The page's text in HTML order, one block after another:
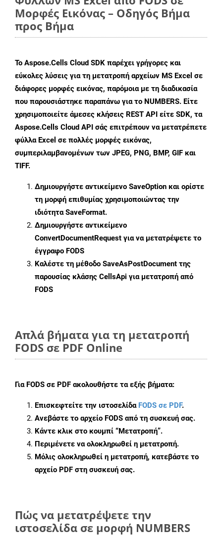
Μορφές Εικόνας – Οδηγός Βήμα
προς Βήμα
Το Aspose.Cells Cloud SDK παρέχει γρήγορες και
εύκολες λύσεις για τη μετατροπή αρχείων MS Excel σε
διάφορες μορφές εικόνας, παρόμοια με τη διαδικασία
που παρουσιάστηκε παραπάνω για το NUMBERS. Είτε
χρησιμοποιείτε άμεσες κλήσεις REST API είτε SDK, τα
Aspose.Cells Cloud API σάς επιτρέπουν να μετατρέπετε
φύλλα Excel σε πολλές μορφές εικόνας,
συμπεριλαμβανομένων των JPEG, PNG, BMP, GIF και
TIFF.
Δημιουργήστε αντικείμενο SaveOption και ορίστε
τη μορφή επιθυμίας χρησιμοποιώντας την
ιδιότηταSaveFormat.
Δημιουργήστε αντικείμενο
ConvertDocumentRequest για να μετατρέψετε το
έγγραφο FODS
Καλέστε τη μέθοδο SaveAsPostDocument της
παρουσίας κλάσης CellsApi για μετατροπή από
FODS
Απλά βήματα για τη μετατροπή
FODS σε PDF Online
Για FODS σε PDF ακολουθήστε τα εξής βήματα:
Επισκεφτείτε την ιστοσελίδα FODS σε PDF.
Ανεβάστε το αρχείο FODS από τη συσκευή σας.
Κάντε κλικ στο κουμπί “Μετατροπή”.
Περιμένετε να ολοκληρωθεί η μετατροπή.
Μόλις ολοκληρωθεί η μετατροπή, κατεβάστε το
αρχείο PDF στη συσκευή σας.
Πώς να μετατρέψετε την
ιστοσελίδα σε μορφή NUMBERS